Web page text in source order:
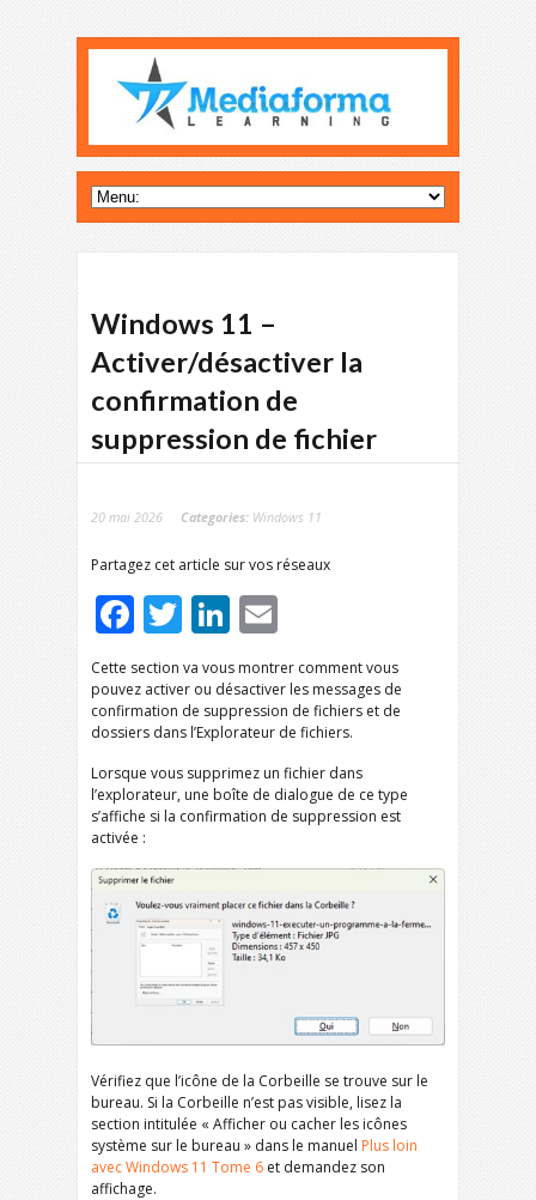
Windows 11 –
Activer/désactiver la
confirmation de
suppression de fichier
20 mai 2026 Categories: Windows 11
Partagez cet article sur vos réseaux
Facebook
TwitterLinkedIn
Cette section va vous montrer comment vous
pouvez activer ou désactiver les messages de
confirmation de suppression de fichiers et de
dossiers dans l’Explorateur de fichiers.
Lorsque vous supprimez un fichier dans
l’explorateur, une boîte de dialogue de ce type
s’affiche si la confirmation de suppression est
activée :
Vérifiez que l’icône de la Corbeille se trouve sur le
bureau. Si la Corbeille n’est pas visible, lisez la
section intitulée « Afficher ou cacher les icônes
système sur le bureau » dans le manuel Plus loin
avec Windows 11 Tome 6 et demandez son
affichage.